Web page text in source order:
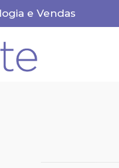
e Vendas